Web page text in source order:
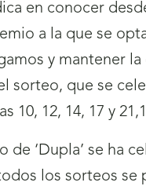
en conocer
a la que se
y mantener
sorteo, que se
10, 12, 14, 17 y
de ‘Dupla’ se ha
los sorteos se